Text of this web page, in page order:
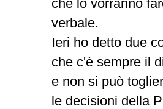
che lo vorranno
verbale.
Ieri ho detto due
che c'è sempre il
e non si può
le decisioni della